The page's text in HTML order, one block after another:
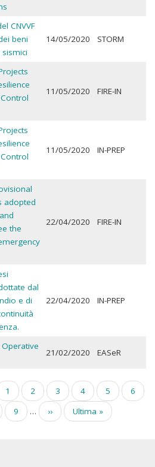
CNVVF
beni
14/05/2020 STORM
11/05/2020 FIRE-IN
11/05/2020 IN-PREP
adopted
the
22/04/2020 FIRE-IN
dal
e di
22/04/2020 IN-PREP
Operative
21/02/2020 EASeR
Pagina
1
Pagina
attuale
2 Pagina
3 Pagina
4 Pagina
5
6
Pagina
9 …
Pagina
successiva
››
Ultima
pagina
Ultima »